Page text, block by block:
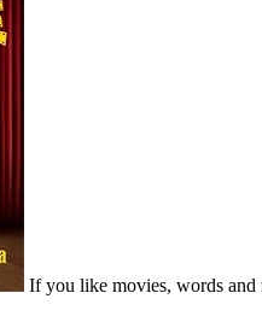
If you like movies, words and